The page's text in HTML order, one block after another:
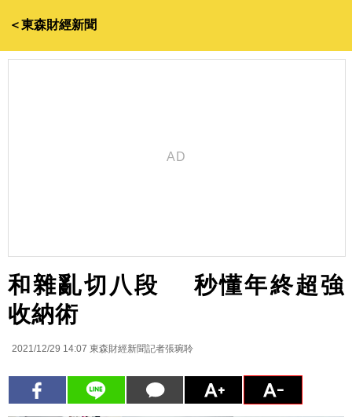
＜東森財經新聞
和雜亂切八段 秒懂年終超強
收納術
2021/12/29 14:07 東森財經新聞記者張琬聆